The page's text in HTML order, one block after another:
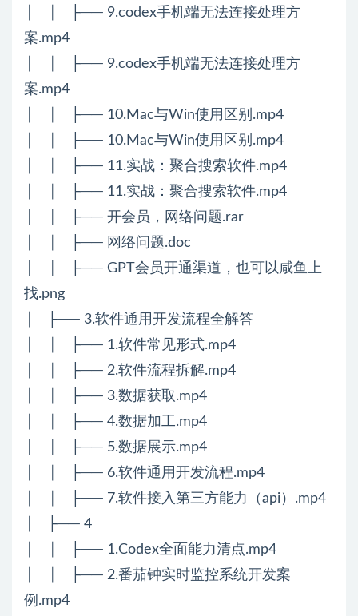
│ │ ├── 9.codex手机端无法连接处理方
案.mp4
│ │ ├── 9.codex手机端无法连接处理方
案.mp4
│ │ ├── 10.Mac与Win使用区别.mp4
│ │ ├── 10.Mac与Win使用区别.mp4
│ │ ├── 11.实战：聚合搜索软件.mp4
│ │ ├── 11.实战：聚合搜索软件.mp4
│ │ ├── 开会员，网络问题.rar
│ │ ├── 网络问题.doc
│ │ ├── GPT会员开通渠道，也可以咸鱼上
找.png
│ ├── 3.软件通用开发流程全解答
│ │ ├── 1.软件常见形式.mp4
│ │ ├── 2.软件流程拆解.mp4
│ │ ├── 3.数据获取.mp4
│ │ ├── 4.数据加工.mp4
│ │ ├── 5.数据展示.mp4
│ │ ├── 6.软件通用开发流程.mp4
│ │ ├── 7.软件接入第三方能力（api）.mp4
│ ├── 4
│ │ ├── 1.Codex全面能力清点.mp4
│ │ ├── 2.番茄钟实时监控系统开发案
例.mp4